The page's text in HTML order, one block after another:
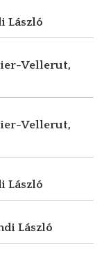
László
Vellerut,
Vellerut,
László
László